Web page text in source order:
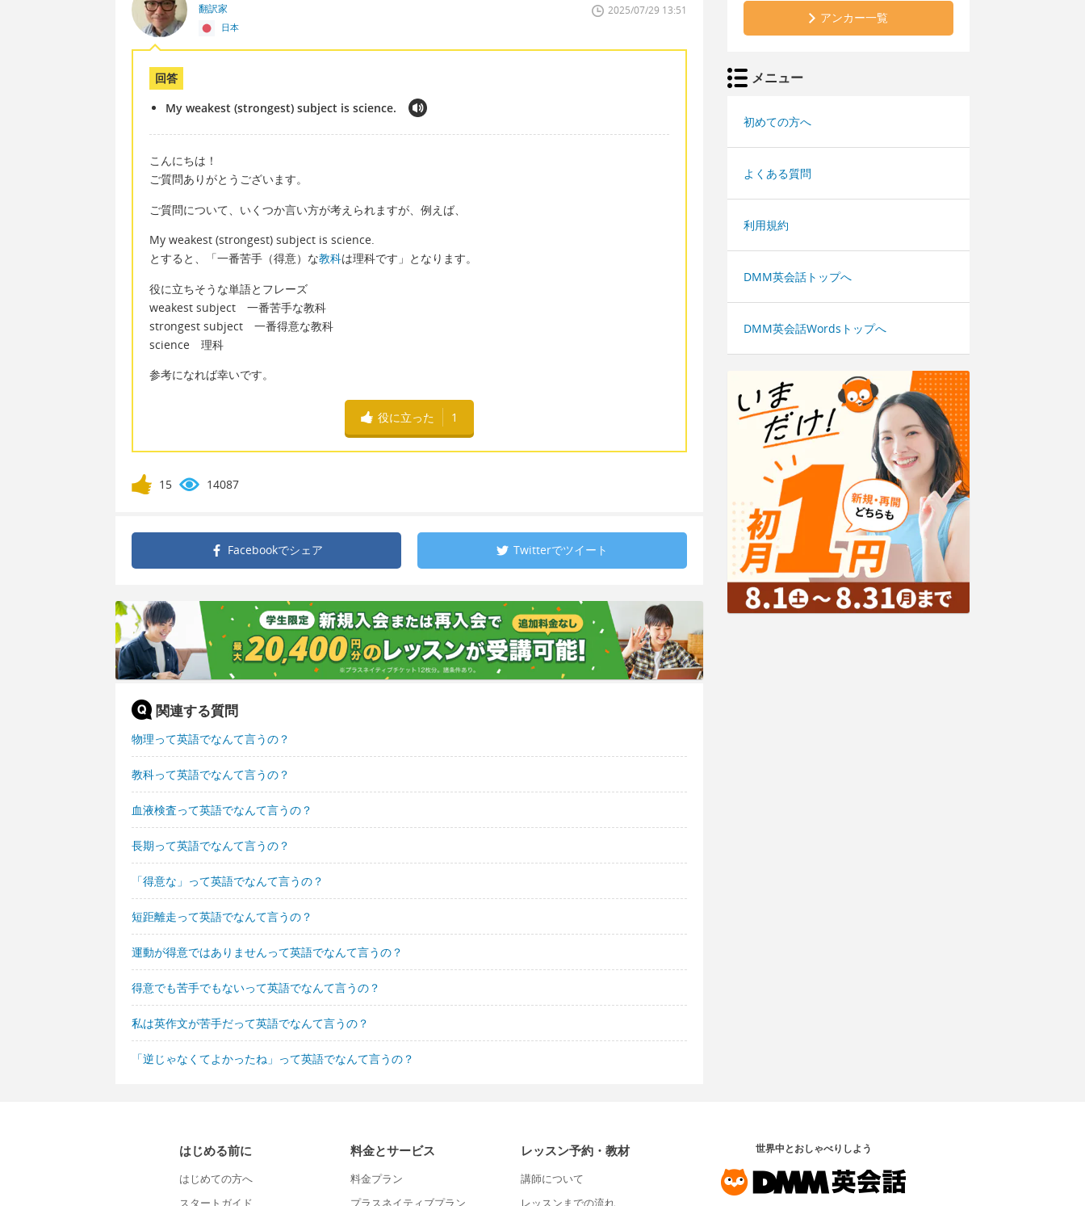
翻訳家
日本
2025/07/29 13:51
回答
My weakest (strongest) subject is science.
こんにちは！
ご質問ありがとうございます。
ご質問について、いくつか言い方が考えられますが、例えば、
My weakest (strongest) subject is science.
とすると、「一番苦手（得意）な教科は理科です」となります。
役に立ちそうな単語とフレーズ
weakest subject 一番苦手な教科
strongest subject 一番得意な教科
science 理科
参考になれば幸いです。
役に立った 1
15 14087
Facebookでシェア Twitterでツイート
関連する質問
物理って英語でなんて言うの？
教科って英語でなんて言うの？
血液検査って英語でなんて言うの？
長期って英語でなんて言うの？
「得意な」って英語でなんて言うの？
短距離走って英語でなんて言うの？
運動が得意ではありませんって英語でなんて言うの？
得意でも苦手でもないって英語でなんて言うの？
私は英作文が苦手だって英語でなんて言うの？
「逆じゃなくてよかったね」って英語でなんて言うの？
アンカー一覧
メニュー
初めての方へ
よくある質問
利用規約
DMM英会話トップへ
DMM英会話Wordsトップへ
はじめる前に
はじめての方へ
スタートガイド
料金とサービス
料金プラン
プラスネイティブプラン
レッスン予約・教材
講師について
レッスンまでの流れ
世界中とおしゃべりしよう